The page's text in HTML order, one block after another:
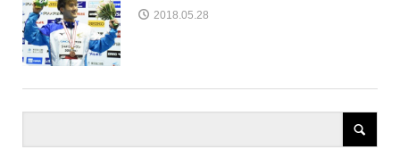
2018.05.28